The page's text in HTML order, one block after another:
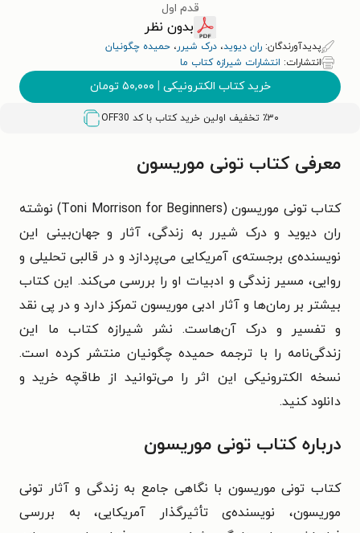
قدم اول
بدون نظر
پدیدآورندگان: ران دیوید، درک شیرر، حمیده چگونیان
انتشارات: انتشارات شیرازه کتاب ما
خرید کتاب الکترونیکی | ۵۰,۰۰۰ تومان
٪۳۰ تخفیف اولین خرید کتاب با کد OFF30
معرفی کتاب تونی موریسون
کتاب تونی موریسون (Toni Morrison for Beginners) نوشته
ران دیوید و درک شیرر به زندگی، آثار و جهان‌بینی این
نویسنده‌ی برجسته‌ی آمریکایی می‌پردازد و در قالبی تحلیلی و
روایی، مسیر زندگی و ادبیات او را بررسی می‌کند. این کتاب
بیشتر بر رمان‌ها و آثار ادبی موریسون تمرکز دارد و در پی نقد
و تفسیر و درک آن‌هاست. نشر شیرازه کتاب ما این
زندگی‌نامه را با ترجمه حمیده چگونیان منتشر کرده است.
نسخه الکترونیکی این اثر را می‌توانید از طاقچه خرید و
دانلود کنید.
درباره کتاب تونی موریسون
کتاب تونی موریسون با نگاهی جامع به زندگی و آثار تونی
موریسون، نویسنده‌ی تأثیرگذار آمریکایی، به بررسی